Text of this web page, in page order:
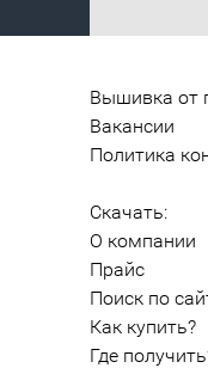
Вышивка от
Вакансии
Политика
Скачать:
О компании
Прайс
Поиск по
Как купить?
Где